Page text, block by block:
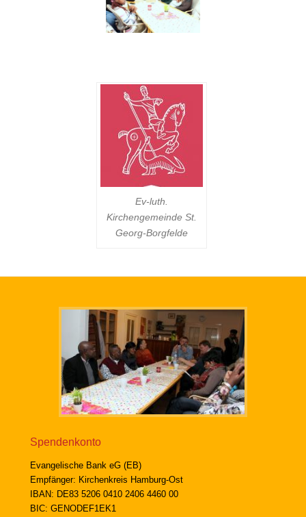
Ev-luth.
Kirchengemeinde St.
Georg-Borgfelde
Spendenkonto
Evangelische Bank eG (EB)
Empfänger: Kirchenkreis Hamburg-Ost
IBAN: DE83 5206 0410 2406 4460 00
BIC: GENODEF1EK1